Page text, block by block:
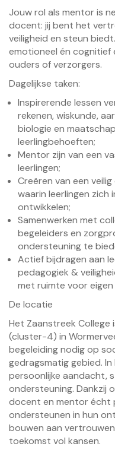
Jouw rol als mentor is
docent: jij bent het
veiligheid en steun
emotioneel én
ouders of verzorgers.
Dagelijkse taken:
Inspirerende lessen
rekenen, wiskunde,
biologie en
leerlingbehoeften;
Mentor zijn van een
leerlingen;
Creëren van een
waarin leerlingen zich
ontwikkelen;
Samenwerken met
begeleiders en
ondersteuning te
Actief bijdragen aan
pedagogiek &
met ruimte voor
De locatie
Het Zaanstreek College
(cluster-4) in
begeleiding nodig op
gedragsmatig gebied.
persoonlijke aandacht,
ondersteuning. Dankzij
docent en mentor écht
ondersteunen in hun
bouwen aan
toekomst vol kansen.